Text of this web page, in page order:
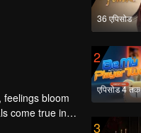
bloom
come true in
36 एपिसोड
2
एपिसोड 4 तक
3